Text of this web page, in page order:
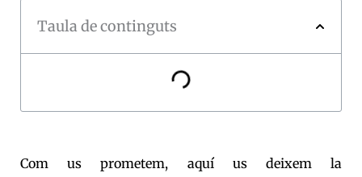
Taula de continguts
Com us prometem, aquí us deixem la